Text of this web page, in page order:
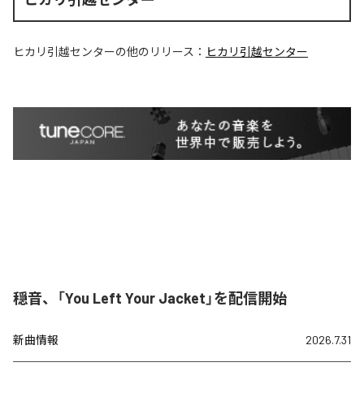
ヒカリ引越センターの他のリリース： ヒカリ引越センター
穏音、「You Left Your Jacket」を配信開始
新曲情報 2026.7.31